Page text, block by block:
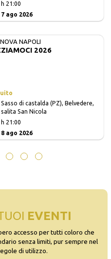
h 21:00
7 ago 2026
NAPOLI
2026
Sasso di castalda (PZ), Belvedere,
salita San Nicola
h 21:00
8 ago 2026
EVENTI
accesso per tutti coloro che
senza limiti, pur sempre nel
di utilizzo.